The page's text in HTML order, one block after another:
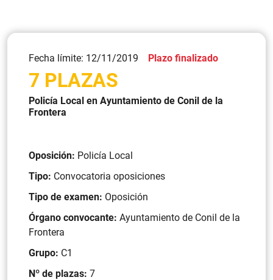
Fecha límite: 12/11/2019 Plazo finalizado
7 PLAZAS
Policía Local en Ayuntamiento de Conil de la
Frontera
Oposición: Policía Local
Tipo: Convocatoria oposiciones
Tipo de examen: Oposición
Órgano convocante: Ayuntamiento de Conil de la
Frontera
Grupo: C1
Nº de plazas: 7